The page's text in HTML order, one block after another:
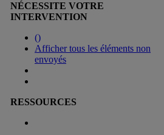
NÉCESSITE VOTRE
INTERVENTION
()
Afficher tous les éléments non
envoyés
RESSOURCES